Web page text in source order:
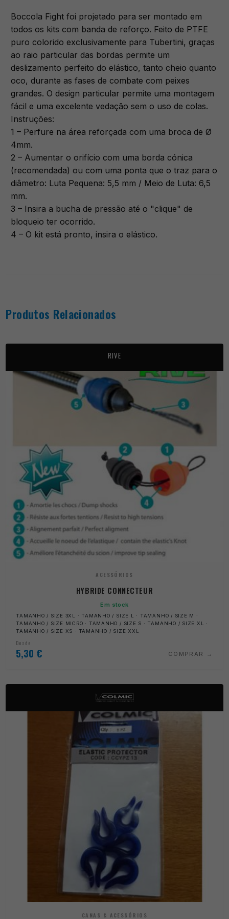
Boccola Fight foi projetado para ser montado em
todos os kits com banda de reforço. Feito de PTFE
puro colorido exclusivamente para Tubertini, graças
ao raio particular das bordas permite um
deslizamento perfeito do elástico, tanto cheio quanto
oco, durante as fases de combate com peixes
grandes. O design particular permite uma montagem
fácil e uma excelente vedação sem o uso de colas.
Instruções:
1 – Perfure na área reforçada com uma broca de Ø
4mm.
2 – Aumentar o orifício com uma borda cónica
(recomendada) ou com uma ponta que o traz para o
diâmetro: Luta Pequena: 5,5 mm / Meio de Luta: 6,5
mm.
3 – Insira a bucha de pressão até o "clique" de
bloqueio ter ocorrido.
4 – O kit está pronto, insira o elástico.
Produtos Relacionados
RIVE
ACESSÓRIOS
HYBRIDE CONNECTEUR
Em stock
TAMANHO / SIZE 3XL · TAMANHO / SIZE L · TAMANHO / SIZE M ·
TAMANHO / SIZE MICRO · TAMANHO / SIZE S · TAMANHO / SIZE XL ·
TAMANHO / SIZE XS · TAMANHO / SIZE XXL
Desde
5,30 € COMPRAR
CANAS & ACESSÓRIOS